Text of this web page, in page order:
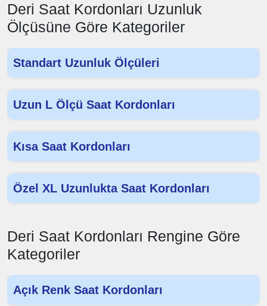
Deri Saat Kordonları Uzunluk
Ölçüsüne Göre Kategoriler
Standart Uzunluk Ölçüleri
Uzun L Ölçü Saat Kordonları
Kısa Saat Kordonları
Özel XL Uzunlukta Saat Kordonları
Deri Saat Kordonları Rengine Göre
Kategoriler
Açık Renk Saat Kordonları